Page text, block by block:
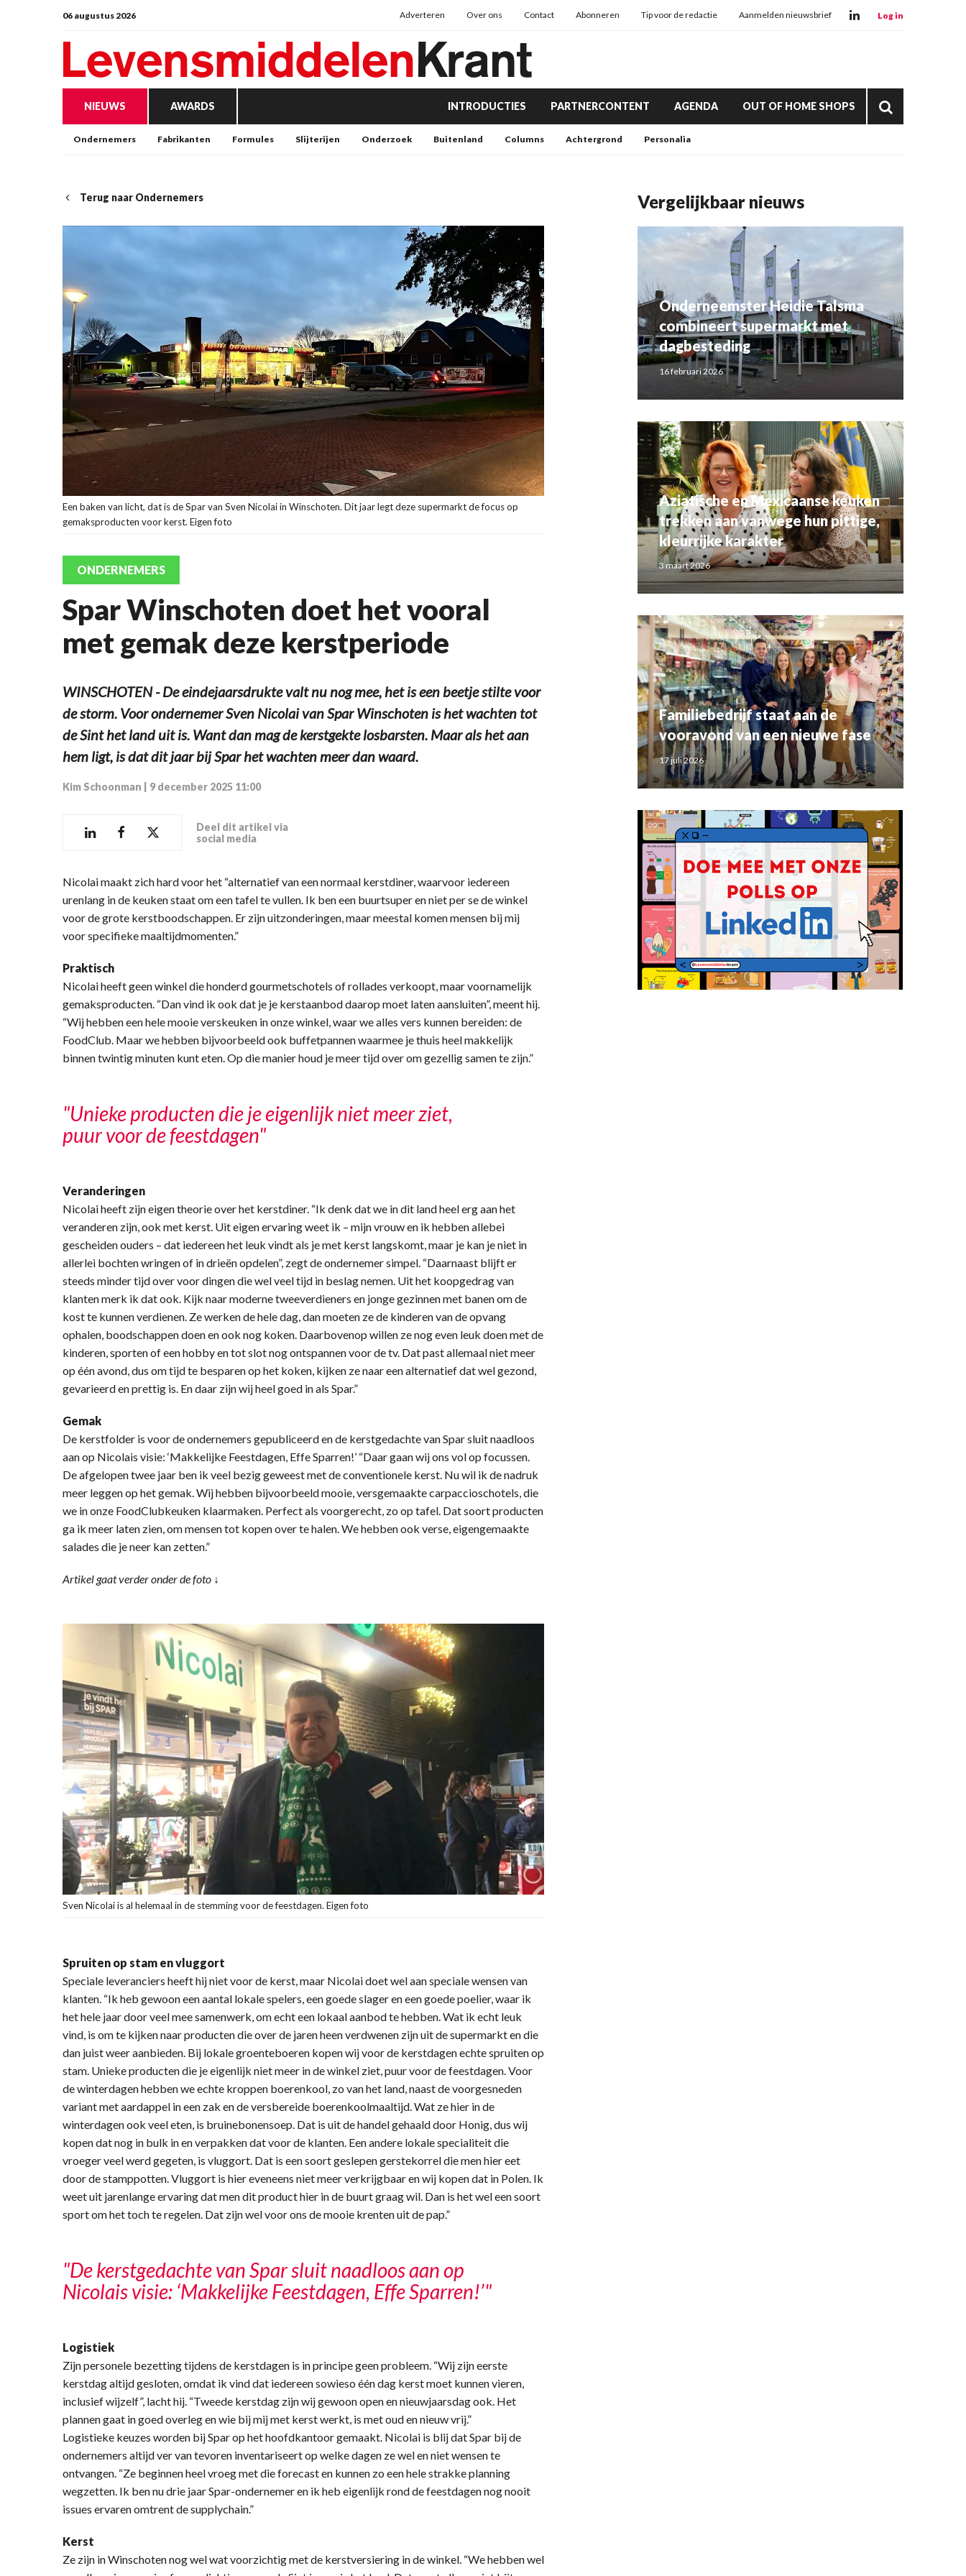
06 augustus 2026 Adverteren Over ons Contact Abonneren Tip voor de redactie Aanmelden nieuwsbrief Log in
NIEUWS AWARDS INTRODUCTIES PARTNERCONTENT AGENDA OUT OF HOME SHOPS
Ondernemers Fabrikanten Formules Slijterijen Onderzoek Buitenland Columns Achtergrond Personalia
Terug naar Ondernemers
Een baken van licht, dat is de Spar van Sven Nicolai in Winschoten. Dit jaar legt deze supermarkt de focus op
gemaksproducten voor kerst. Eigen foto
ONDERNEMERS
Spar Winschoten doet het vooral
met gemak deze kerstperiode
WINSCHOTEN - De eindejaarsdrukte valt nu nog mee, het is een beetje stilte voor
de storm. Voor ondernemer Sven Nicolai van Spar Winschoten is het wachten tot
de Sint het land uit is. Want dan mag de kerstgekte losbarsten. Maar als het aan
hem ligt, is dat dit jaar bij Spar het wachten meer dan waard.
Kim Schoonman 9 december 2025 11:00
Deel dit artikel via
social media
Nicolai maakt zich hard voor het “alternatief van een normaal kerstdiner, waarvoor iedereen
urenlang in de keuken staat om een tafel te vullen. Ik ben een buurtsuper en niet per se de winkel
voor de grote kerstboodschappen. Er zijn uitzonderingen, maar meestal komen mensen bij mij
voor specifieke maaltijdmomenten.”
Praktisch
Nicolai heeft geen winkel die honderd gourmetschotels of rollades verkoopt, maar voornamelijk
gemaksproducten. “Dan vind ik ook dat je je kerstaanbod daarop moet laten aansluiten”, meent hij.
“Wij hebben een hele mooie verskeuken in onze winkel, waar we alles vers kunnen bereiden: de
FoodClub. Maar we hebben bijvoorbeeld ook buffetpannen waarmee je thuis heel makkelijk
binnen twintig minuten kunt eten. Op die manier houd je meer tijd over om gezellig samen te zijn.”
"Unieke producten die je eigenlijk niet meer ziet,
puur voor de feestdagen"
Veranderingen
Nicolai heeft zijn eigen theorie over het kerstdiner. “Ik denk dat we in dit land heel erg aan het
veranderen zijn, ook met kerst. Uit eigen ervaring weet ik – mijn vrouw en ik hebben allebei
gescheiden ouders – dat iedereen het leuk vindt als je met kerst langskomt, maar je kan je niet in
allerlei bochten wringen of in drieën opdelen”, zegt de ondernemer simpel. “Daarnaast blijft er
steeds minder tijd over voor dingen die wel veel tijd in beslag nemen. Uit het koopgedrag van
klanten merk ik dat ook. Kijk naar moderne tweeverdieners en jonge gezinnen met banen om de
kost te kunnen verdienen. Ze werken de hele dag, dan moeten ze de kinderen van de opvang
ophalen, boodschappen doen en ook nog koken. Daarbovenop willen ze nog even leuk doen met de
kinderen, sporten of een hobby en tot slot nog ontspannen voor de tv. Dat past allemaal niet meer
op één avond, dus om tijd te besparen op het koken, kijken ze naar een alternatief dat wel gezond,
gevarieerd en prettig is. En daar zijn wij heel goed in als Spar.”
Gemak
De kerstfolder is voor de ondernemers gepubliceerd en de kerstgedachte van Spar sluit naadloos
aan op Nicolais visie: ‘Makkelijke Feestdagen, Effe Sparren!’ “Daar gaan wij ons vol op focussen.
De afgelopen twee jaar ben ik veel bezig geweest met de conventionele kerst. Nu wil ik de nadruk
meer leggen op het gemak. Wij hebben bijvoorbeeld mooie, versgemaakte carpaccioschotels, die
we in onze FoodClubkeuken klaarmaken. Perfect als voorgerecht, zo op tafel. Dat soort producten
ga ik meer laten zien, om mensen tot kopen over te halen. We hebben ook verse, eigengemaakte
salades die je neer kan zetten.”
Artikel gaat verder onder de foto ↓
Sven Nicolai is al helemaal in de stemming voor de feestdagen. Eigen foto
Spruiten op stam en vluggort
Speciale leveranciers heeft hij niet voor de kerst, maar Nicolai doet wel aan speciale wensen van
klanten. “Ik heb gewoon een aantal lokale spelers, een goede slager en een goede poelier, waar ik
het hele jaar door veel mee samenwerk, om echt een lokaal aanbod te hebben. Wat ik echt leuk
vind, is om te kijken naar producten die over de jaren heen verdwenen zijn uit de supermarkt en die
dan juist weer aanbieden. Bij lokale groenteboeren kopen wij voor de kerstdagen echte spruiten op
stam. Unieke producten die je eigenlijk niet meer in de winkel ziet, puur voor de feestdagen. Voor
de winterdagen hebben we echte kroppen boerenkool, zo van het land, naast de voorgesneden
variant met aardappel in een zak en de versbereide boerenkoolmaaltijd. Wat ze hier in de
winterdagen ook veel eten, is bruinebonensoep. Dat is uit de handel gehaald door Honig, dus wij
kopen dat nog in bulk in en verpakken dat voor de klanten. Een andere lokale specialiteit die
vroeger veel werd gegeten, is vluggort. Dat is een soort geslepen gerstekorrel die men hier eet
door de stamppotten. Vluggort is hier eveneens niet meer verkrijgbaar en wij kopen dat in Polen. Ik
weet uit jarenlange ervaring dat men dit product hier in de buurt graag wil. Dan is het wel een soort
sport om het toch te regelen. Dat zijn wel voor ons de mooie krenten uit de pap.”
"De kerstgedachte van Spar sluit naadloos aan op
Nicolais visie: ‘Makkelijke Feestdagen, Effe Sparren!’"
Logistiek
Zijn personele bezetting tijdens de kerstdagen is in principe geen probleem. “Wij zijn eerste
kerstdag altijd gesloten, omdat ik vind dat iedereen sowieso één dag kerst moet kunnen vieren,
inclusief wijzelf”, lacht hij. “Tweede kerstdag zijn wij gewoon open en nieuwjaarsdag ook. Het
plannen gaat in goed overleg en wie bij mij met kerst werkt, is met oud en nieuw vrij.”
Logistieke keuzes worden bij Spar op het hoofdkantoor gemaakt. Nicolai is blij dat Spar bij de
ondernemers altijd ver van tevoren inventariseert op welke dagen ze wel en niet wensen te
ontvangen. “Ze beginnen heel vroeg met die forecast en kunnen zo een hele strakke planning
wegzetten. Ik ben nu drie jaar Spar-ondernemer en ik heb eigenlijk rond de feestdagen nog nooit
issues ervaren omtrent de supplychain.”
Kerst
Ze zijn in Winschoten nog wel wat voorzichtig met de kerstversiering in de winkel. “We hebben wel
Vergelijkbaar nieuws
Onderneemster Heidie Talsma
combineert supermarkt met
dagbesteding
16 februari 2026
Aziatische en Mexicaanse keuken
trekken aan vanwege hun pittige,
kleurrijke karakter
3 maart 2026
Familiebedrijf staat aan de
vooravond van een nieuwe fase
17 juli 2026